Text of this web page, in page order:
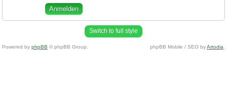
Switch to full style
Powered by phpBB © phpBB Group. phpBB Mobile / SEO byArtodia